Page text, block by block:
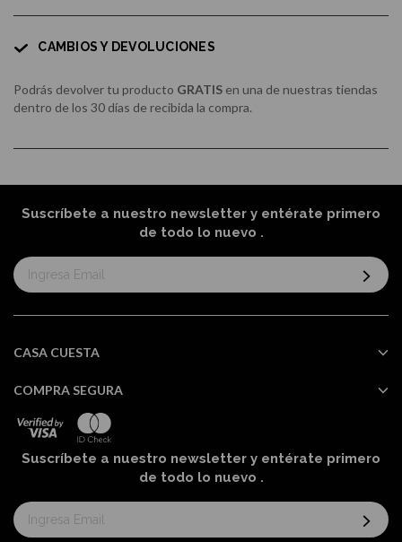
CAMBIOS Y DEVOLUCIONES
Podrás devolver tu producto GRATIS en una de nuestras tiendas
dentro de los 30 días de recibida la compra.
Suscríbete a nuestro newsletter y entérate primero
de todo lo nuevo .
Suscríbase
al
informativo:
CASA CUESTA
COMPRA SEGURA
Suscríbete a nuestro newsletter y entérate primero
de todo lo nuevo .
Suscríbase
al